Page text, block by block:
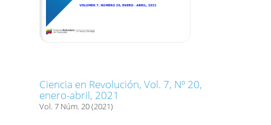
Ciencia en Revolución, Vol. 7, Nº 20,
enero-abril, 2021
Vol. 7 Núm. 20 (2021)